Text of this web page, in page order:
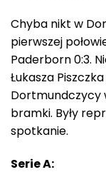
Chyba nikt w
pierwszej
Paderborn 0:3.
Łukasza
Dortmundczycy
bramki. Były
spotkanie.
Serie A: